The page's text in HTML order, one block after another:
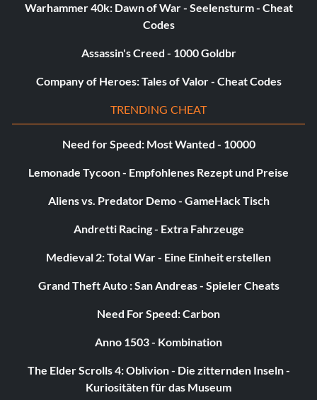
Warhammer 40k: Dawn of War - Seelensturm - Cheat
Codes
Assassin's Creed - 1000 Goldbr
Company of Heroes: Tales of Valor - Cheat Codes
TRENDING CHEAT
Need for Speed: Most Wanted - 10000
Lemonade Tycoon - Empfohlenes Rezept und Preise
Aliens vs. Predator Demo - GameHack Tisch
Andretti Racing - Extra Fahrzeuge
Medieval 2: Total War - Eine Einheit erstellen
Grand Theft Auto : San Andreas - Spieler Cheats
Need For Speed: Carbon
Anno 1503 - Kombination
The Elder Scrolls 4: Oblivion - Die zitternden Inseln -
Kuriositäten für das Museum